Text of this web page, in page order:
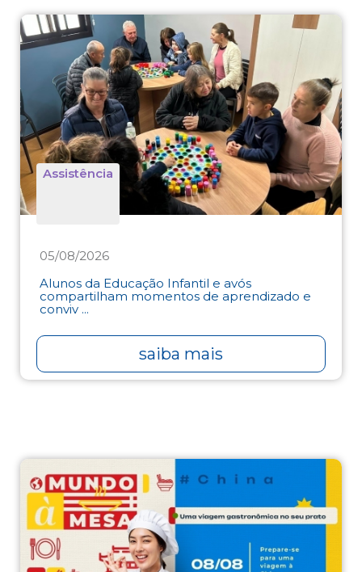
Assistência
05/08/2026
Alunos da Educação Infantil e avós
compartilham momentos de aprendizado e
conviv ...
saiba mais